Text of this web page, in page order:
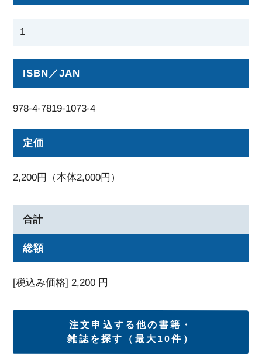
ISBN／JAN
978-4-7819-1073-4
定価
2,200円（本体2,000円）
合計
総額
[税込み価格]2,200 円
注文申込する他の書籍・
雑誌を探す（最大10件）